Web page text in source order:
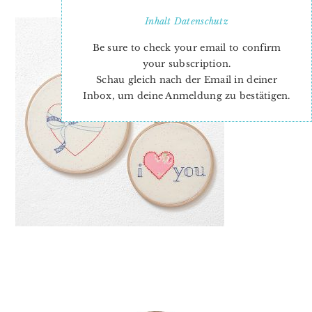
InhaltDatenschutz
Be sure to check your email to confirm
your subscription.
Schau gleich nach der Email in deiner
Inbox, um deine Anmeldung zu bestätigen.